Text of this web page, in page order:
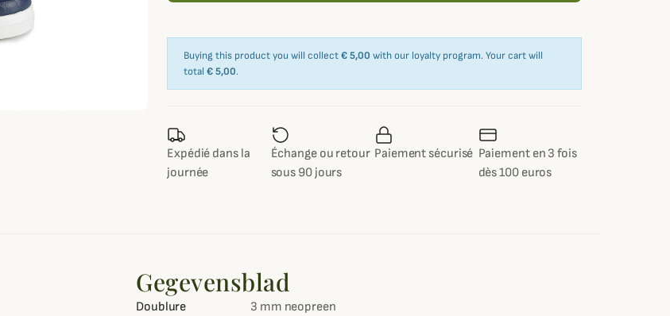
Buying this product you will collect€ 5,00 with our loyalty program. Your cart will
total € 5,00.
Expédié dans la
journée
Échange ou retour
sous 90 jours
Paiement sécurisé Paiement en 3 fois
dès 100 euros
Gegevensblad
Doublure 3 mm neopreen